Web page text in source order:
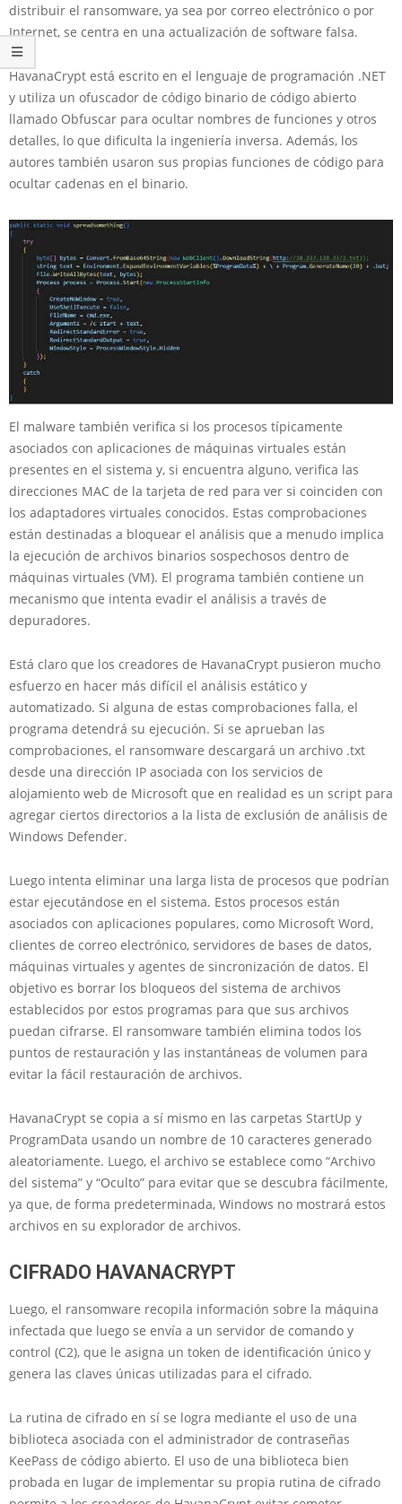
distribuir el ransomware, ya sea por correo electrónico o por
Internet, se centra en una actualización de software falsa.
HavanaCrypt está escrito en el lenguaje de programación .NET
y utiliza un ofuscador de código binario de código abierto
llamado Obfuscar para ocultar nombres de funciones y otros
detalles, lo que dificulta la ingeniería inversa. Además, los
autores también usaron sus propias funciones de código para
ocultar cadenas en el binario.
El malware también verifica si los procesos típicamente
asociados con aplicaciones de máquinas virtuales están
presentes en el sistema y, si encuentra alguno, verifica las
direcciones MAC de la tarjeta de red para ver si coinciden con
los adaptadores virtuales conocidos. Estas comprobaciones
están destinadas a bloquear el análisis que a menudo implica
la ejecución de archivos binarios sospechosos dentro de
máquinas virtuales (VM). El programa también contiene un
mecanismo que intenta evadir el análisis a través de
depuradores.
Está claro que los creadores de HavanaCrypt pusieron mucho
esfuerzo en hacer más difícil el análisis estático y
automatizado. Si alguna de estas comprobaciones falla, el
programa detendrá su ejecución. Si se aprueban las
comprobaciones, el ransomware descargará un archivo .txt
desde una dirección IP asociada con los servicios de
alojamiento web de Microsoft que en realidad es un script para
agregar ciertos directorios a la lista de exclusión de análisis de
Windows Defender.
Luego intenta eliminar una larga lista de procesos que podrían
estar ejecutándose en el sistema. Estos procesos están
asociados con aplicaciones populares, como Microsoft Word,
clientes de correo electrónico, servidores de bases de datos,
máquinas virtuales y agentes de sincronización de datos. El
objetivo es borrar los bloqueos del sistema de archivos
establecidos por estos programas para que sus archivos
puedan cifrarse. El ransomware también elimina todos los
puntos de restauración y las instantáneas de volumen para
evitar la fácil restauración de archivos.
HavanaCrypt se copia a sí mismo en las carpetas StartUp y
ProgramData usando un nombre de 10 caracteres generado
aleatoriamente. Luego, el archivo se establece como “Archivo
del sistema” y “Oculto” para evitar que se descubra fácilmente,
ya que, de forma predeterminada, Windows no mostrará estos
archivos en su explorador de archivos.
CIFRADO HAVANACRYPT
Luego, el ransomware recopila información sobre la máquina
infectada que luego se envía a un servidor de comando y
control (C2), que le asigna un token de identificación único y
genera las claves únicas utilizadas para el cifrado.
La rutina de cifrado en sí se logra mediante el uso de una
biblioteca asociada con el administrador de contraseñas
KeePass de código abierto. El uso de una biblioteca bien
probada en lugar de implementar su propia rutina de cifrado